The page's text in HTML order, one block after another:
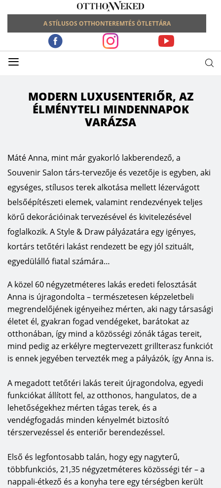
A STÍLUSOS OTTHONTEREMTÉS ÖTLETTÁRA
≡
MODERN LUXUSENTERIŐR, AZ
ÉLMÉNYTELI MINDENNAPOK
VARÁZSA
Máté Anna, mint már gyakorló lakberendező, a
Souvenir Salon társ-tervezője és vezetője is egyben, aki
egységes, stílusos terek alkotása mellett lézervágott
belsőépítészeti elemek, valamint rendezvények teljes
körű dekorációinak tervezésével és kivitelezésével
foglalkozik. A Style & Draw pályázatára egy igényes,
kortárs tetőtéri lakást rendezett be egy jól szituált,
egyedülálló fiatal számára…
A közel 60 négyzetméteres lakás eredeti felosztását
Anna is újragondolta – természetesen képzeletbeli
megrendelőjének igényeihez mérten, aki nagy társasági
életet él, gyakran fogad vendégeket, barátokat az
otthonában, így mind a közösségi zónák tágas tereit,
mind pedig az erkélyre megtervezett grillterasz funkciót
is ennek jegyében tervezték meg a pályázók, így Anna is.
A megadott tetőtéri lakás tereit újragondolva, egyedi
funkciókat állított fel, az otthonos, hangulatos, de a
lehetőségekhez mérten tágas terek, és a
vendégfogadás minden kényelmét biztosító
térszervezéssel és enteriőr berendezéssel.
Első és legfontosabb talán, hogy egy nagyterű,
többfunkciós, 21,35 négyzetméteres közösségi tér – a
nappali-étkező és a konyha tere egy térségben került